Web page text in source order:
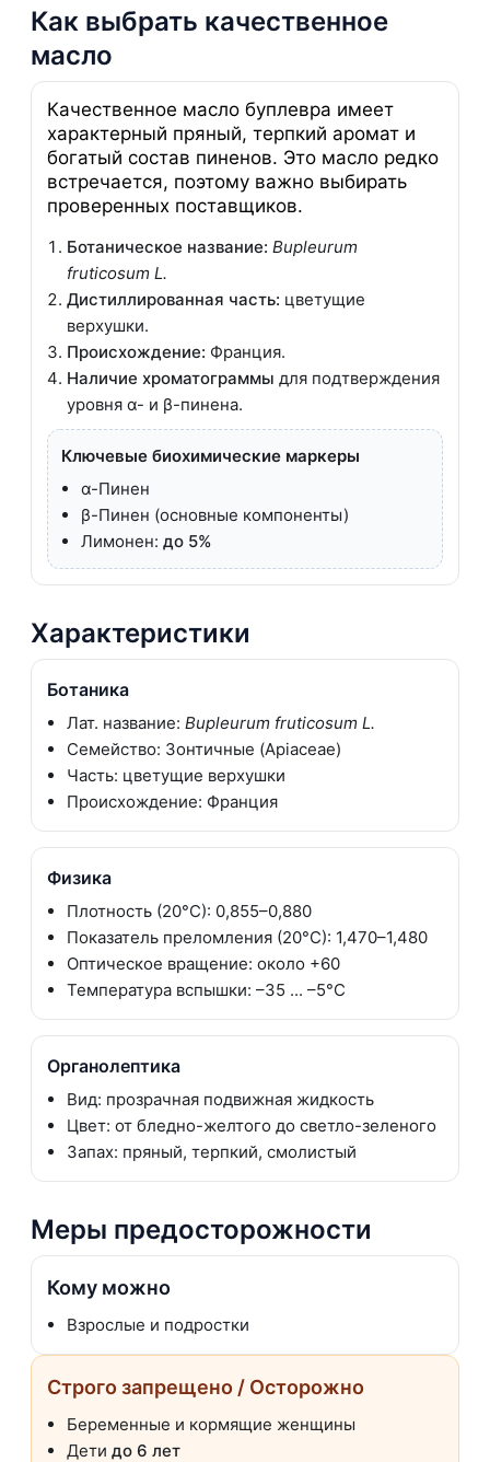
Как выбрать качественное
масло
Качественное масло буплевра имеет
характерный пряный, терпкий аромат и
богатый состав пиненов. Это масло редко
встречается, поэтому важно выбирать
проверенных поставщиков.
Ботаническое название: Bupleurum
fruticosum L.
Дистиллированная часть: цветущие
верхушки.
Происхождение: Франция.
Наличие хроматограммы для подтверждения
уровня α- и β-пинена.
Ключевые биохимические маркеры
α-Пинен
β-Пинен (основные компоненты)
Лимонен: до 5%
Характеристики
Ботаника
Лат. название: Bupleurum fruticosum L.
Семейство: Зонтичные (Apiaceae)
Часть: цветущие верхушки
Происхождение: Франция
Физика
Плотность (20°C): 0,855–0,880
Показатель преломления (20°C): 1,470–1,480
Оптическое вращение: около +60
Температура вспышки: –35 ... –5°C
Органолептика
Вид: прозрачная подвижная жидкость
Цвет: от бледно-желтого до светло-зеленого
Запах: пряный, терпкий, смолистый
Меры предосторожности
Кому можно
Взрослые и подростки
Строго запрещено / Осторожно
Беременные и кормящие женщины
Дети до 6 лет